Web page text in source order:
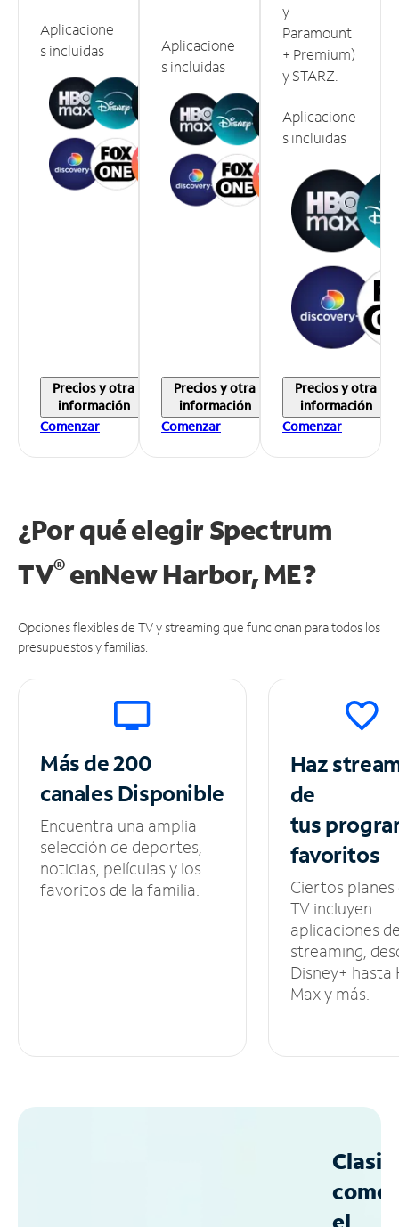
Aplicacione
s incluidas
Precios y otra
información
Comenzar
Aplicacione
s incluidas
Precios y otra
información
Comenzar
y
Paramount
+ Premium)
y STARZ.
Aplicacione
s incluidas
Precios y otra
información
Comenzar
¿Por qué elegir Spectrum
TV®enNew Harbor, ME?
Opciones flexibles de TV y streaming que funcionan para todos los
presupuestos y familias.
Más de 200
canalesDisponible
Encuentra una amplia
selección de deportes,
noticias, películas y los
favoritos de la familia.
Haz
de
tus
favoritos
Ciertos planes
TV incluyen
aplicaciones
streaming,
Disney+ hasta
Max y más.
como
el